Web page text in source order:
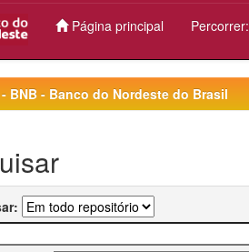
Página principal Percorrer:
- BNB - Banco do Nordeste do Brasil